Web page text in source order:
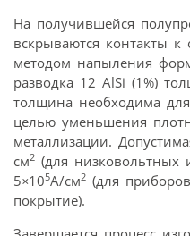
На получившейся
вскрываются контакты
методом напыления
разводка 12 AlSi (1%)
толщина необходима
целью уменьшения
металлизации.
см2 (для низковольтных
5×105А/см2 (для
покрытие).